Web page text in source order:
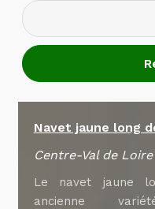
Navet jaune long
Centre-Val de Loire
Le navet jaune
ancienne